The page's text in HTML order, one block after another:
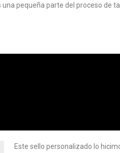
pequeña parte del proceso de
Este sello personalizado lo